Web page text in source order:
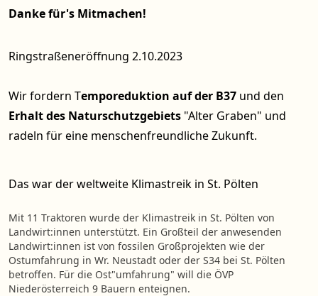
Danke für's Mitmachen!
Ringstraßeneröffnung 2.10.2023
Wir fordern Temporeduktion auf der B37und den
Erhalt des Naturschutzgebiets"Alter Graben" und
radeln für eine menschenfreundliche Zukunft.
Das war der weltweite Klimastreik in St. Pölten
Mit 11 Traktoren wurde der Klimastreik in St. Pölten von
Landwirt:innen unterstützt. Ein Großteil der anwesenden
Landwirt:innen ist von fossilen Großprojekten wie der
Ostumfahrung in Wr. Neustadt oder der S34 bei St. Pölten
betroffen. Für die Ost"umfahrung" will die ÖVP
Niederösterreich 9 Bauern enteignen.